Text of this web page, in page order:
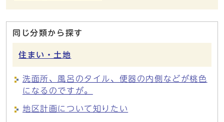
同じ分類から探す
住まい・土地
洗面所、風呂のタイル、便器の内側などが桃色
になるのですが。
地区計画について知りたい